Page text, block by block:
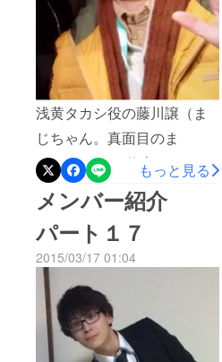
として輝きたい！』その輝
きの一員になれるよう 演技
は、初めてですが、精一杯
務めさせていただきますの
で、応援よろしくお願いし
ます。
貸マンション店舗管理など
もしております。 何かご用
命があればよろしくお願い
します。 ではでは 演劇頑
張ります。
浅黄タカシ役の藤川譲（ま
じちゃん。真面目のま
じ。）です。 仕事は、メッ
トライフ生命保険株式会社
でコンサルタントをさせて
いただいております。 今回
が2度目の舞台となります。
前回はシークレットサービ
ス役のクールな役でした
が、今回は人情味溢れる
もっと見る
メンバー紹介
パート１７
2015/03/17 01:04